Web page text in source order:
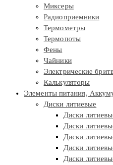
Миксеры
Радиоприемники
Термометры
Термопоты
Фены
Чайники
Электрические
Калькуляторы
Элементы питания,
Диски литиевые
Диски
Диски
Диски
Диски
Диски